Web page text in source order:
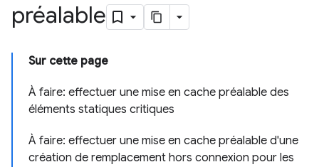
préalable
Sur cette page
À faire: effectuer une mise en cache préalable des
éléments statiques critiques
À faire: effectuer une mise en cache préalable d'une
création de remplacement hors connexion pour les